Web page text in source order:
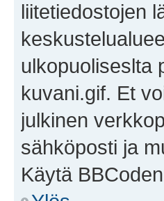
liitetiedostojen
ulkopuoliseslta
kuvani.gif. Et
julkinen
sähköposti ja
Käytä